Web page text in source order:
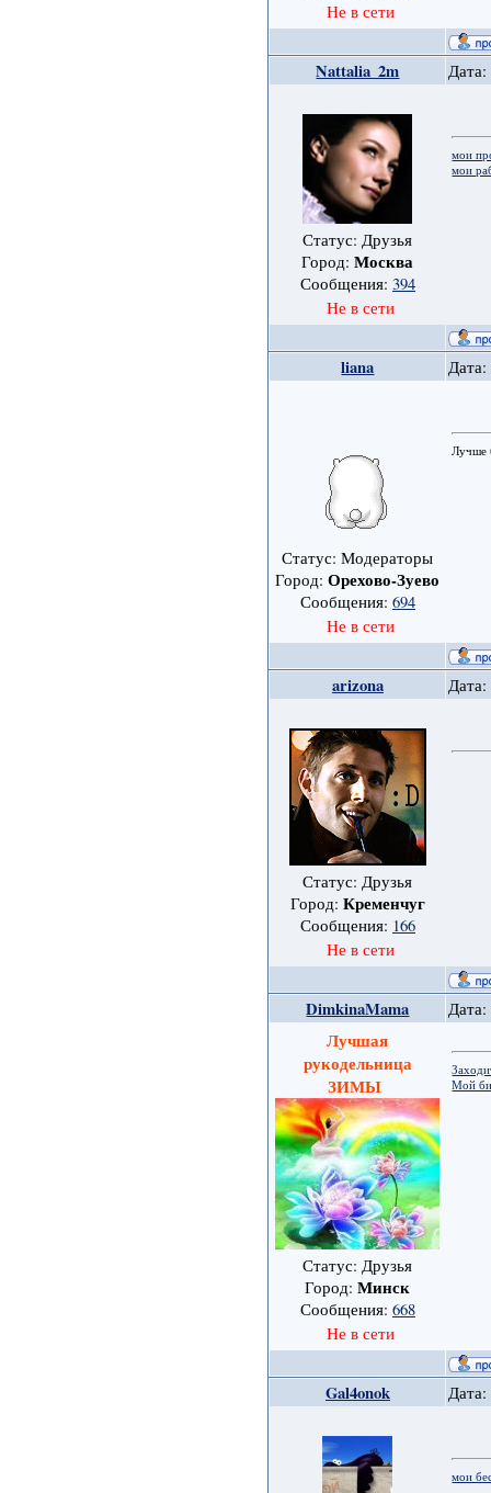
Не в сети
Nattalia_2m
Статус: Друзья
Город:Москва
Сообщения: 394
Не в сети
мои
мои
liana
Статус: Модераторы
Город:Орехово-Зуево
Сообщения: 694
Не в сети
Лучше
arizona
Статус: Друзья
Город: Кременчуг
Сообщения: 166
Не в сети
DimkinaMama
Лучшая
рукодельница
ЗИМЫ
Статус: Друзья
Город:Минск
Сообщения: 668
Не в сети
Мой
Gal4onok
мои